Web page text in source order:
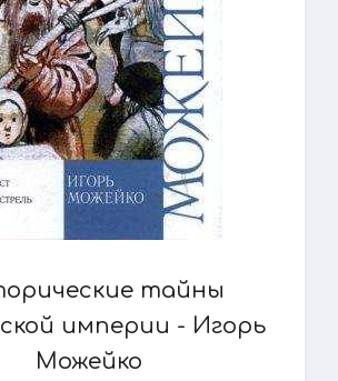
тайны
империи - Игорь
Можейко